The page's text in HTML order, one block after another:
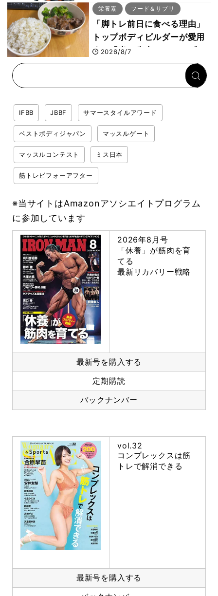
ルオーバーマシン”とは？
栄養素 フード＆サプリ
「脚トレ前日に食べる理由」
トップボディビルダーが愛用
する「米＋牛肉」のシンプル
回復メシとは？
2026/8/7
IFBB JBBF サマースタイルアワード
ベストボディジャパン マッスルゲート
マッスルコンテスト ミス日本
筋トレビフォーアフター
※当サイトはAmazonアソシエイトプログラム
に参加しています
2026年8月号
「休養」が筋肉を育
てる
最新リカバリー戦略
最新号を購入する
定期購読
バックナンバー
vol.32
コンプレックスは筋
トレで解消できる
最新号を購入する